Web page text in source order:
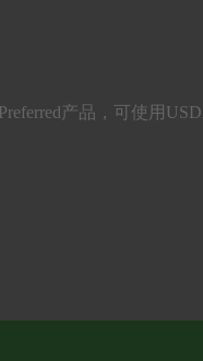
产品，可使用